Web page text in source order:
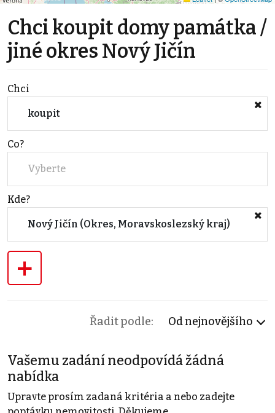
Chci koupit domy památka /
jiné okres Nový Jičín
Chci
koupit
Co?
Vyberte
Kde?
Nový Jičín (Okres, Moravskoslezský kraj)
+
Řadit podle: Od nejnovějšího
Vašemu zadání neodpovídá žádná
nabídka
Upravte prosím zadaná kritéria a nebo zadejte